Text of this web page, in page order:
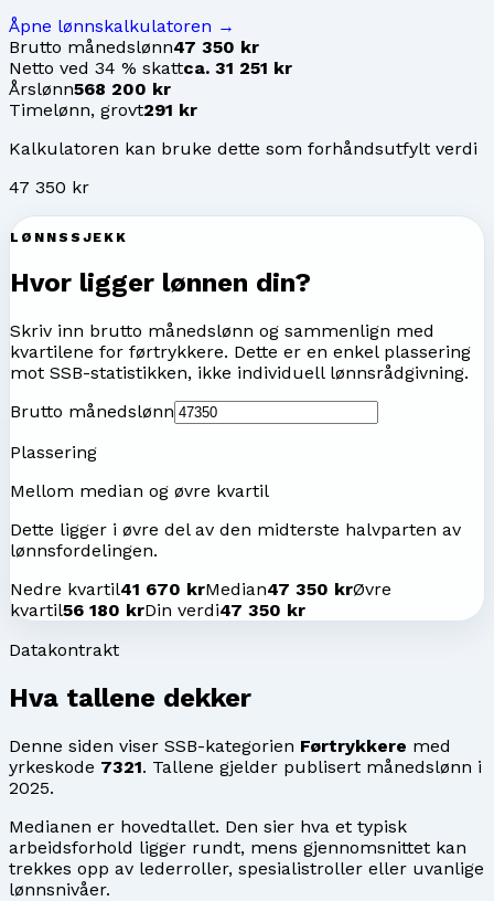
Åpne lønnskalkulatoren →
Brutto månedslønn47 350 kr
Netto ved 34 % skattca. 31 251 kr
Årslønn568 200 kr
Timelønn, grovt291 kr
Kalkulatoren kan bruke dette som forhåndsutfylt verdi
47 350 kr
LØNNSSJEKK
Hvor ligger lønnen din?
Skriv inn brutto månedslønn og sammenlign med
kvartilene for førtrykkere. Dette er en enkel plassering
mot SSB-statistikken, ikke individuell lønnsrådgivning.
Brutto månedslønn
Plassering
Mellom median og øvre kvartil
Dette ligger i øvre del av den midterste halvparten av
lønnsfordelingen.
Nedre kvartil41 670 krMedian47 350 krØvre
kvartil56 180 krDin verdi47 350 kr
Datakontrakt
Hva tallene dekker
Denne siden viser SSB-kategorien Førtrykkere med
yrkeskode 7321. Tallene gjelder publisert månedslønn i
2025.
Medianen er hovedtallet. Den sier hva et typisk
arbeidsforhold ligger rundt, mens gjennomsnittet kan
trekkes opp av lederroller, spesialistroller eller uvanlige
lønnsnivåer.